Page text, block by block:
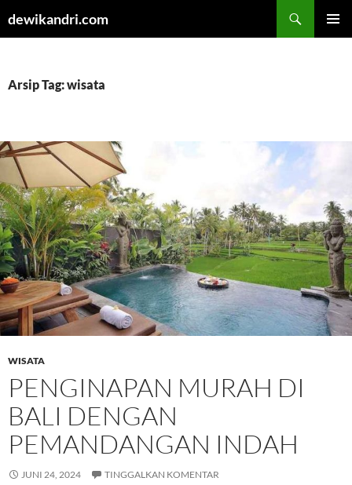
dewikandri.com
Arsip Tag: wisata
WISATA
PENGINAPAN MURAH DI
BALI DENGAN
PEMANDANGAN INDAH
JUNI 24, 2024 TINGGALKAN KOMENTAR